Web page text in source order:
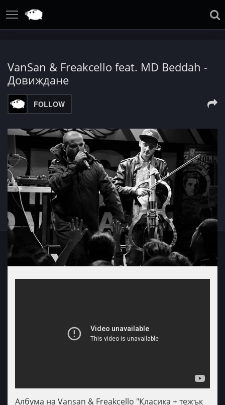
VanSan & Freakcello feat. MD Beddah -
Довиждане
FOLLOW
Aлбума на Vansan & Freakcello "Класика + тежък